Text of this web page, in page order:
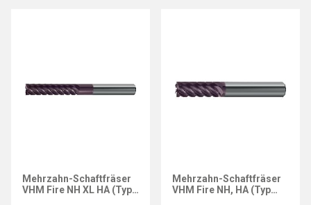
Mehrzahn-Schaftfräser
VHM Fire NH XL HA (Typ
Mehrzahn-Schaftfräser
VHM Fire NH, HA (Typ